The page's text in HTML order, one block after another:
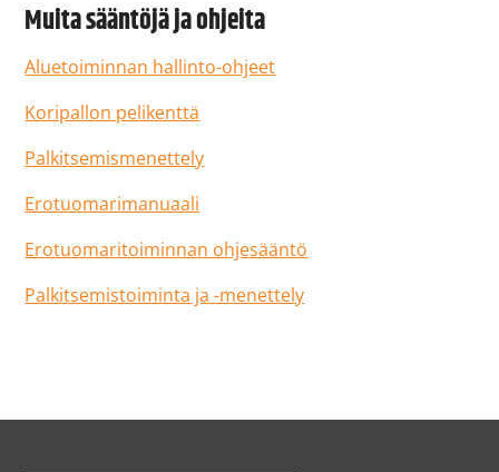
Muita sääntöjä ja ohjeita
Aluetoiminnan hallinto-ohjeet
Koripallon pelikenttä
Palkitsemismenettely
Erotuomarimanuaali
Erotuomaritoiminnan ohjesääntö
Palkitsemistoiminta ja -menettely